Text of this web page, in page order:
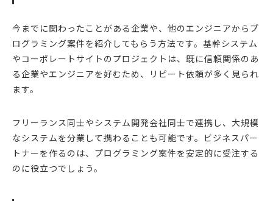
今までに関わったことがある企業や、他のエンジニアからプ
ログラミング案件を紹介してもらう方法です。基幹システム
やコーポレートサイトのプロジェクトは、既に信頼関係のあ
る企業やエンジニアを好むため、リピート依頼が多く見られ
ます。
フリーランス同士やシステム開発会社同士で連携し、大規模
なシステムを分業して携わることも可能です。ビジネスパー
トナーを作るのは、プログラミング案件を安定的に受注する
のに役立つでしょう。